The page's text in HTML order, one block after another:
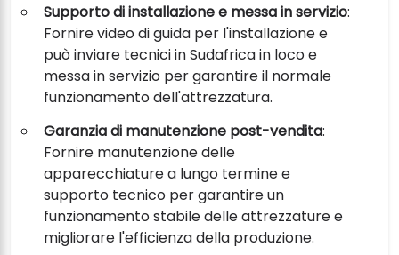
Supporto di installazione e messa in servizio:
Fornire video di guida per l'installazione e
può inviare tecnici in Sudafrica in loco e
messa in servizio per garantire il normale
funzionamento dell'attrezzatura.
Garanzia di manutenzione post-vendita:
Fornire manutenzione delle
apparecchiature a lungo termine e
supporto tecnico per garantire un
funzionamento stabile delle attrezzature e
migliorare l'efficienza della produzione.